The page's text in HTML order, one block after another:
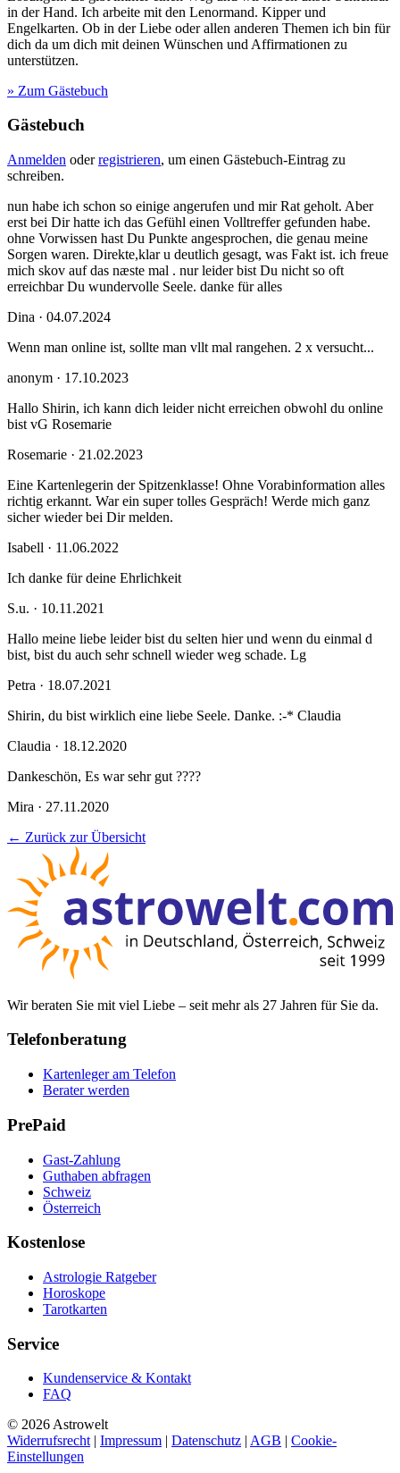
in der Hand. Ich arbeite mit den Lenormand. Kipper und
Engelkarten. Ob in der Liebe oder allen anderen Themen ich bin für
dich da um dich mit deinen Wünschen und Affirmationen zu
unterstützen.
» Zum Gästebuch
Gästebuch
Anmelden oderregistrieren, um einen Gästebuch-Eintrag zu
schreiben.
nun habe ich schon so einige angerufen und mir Rat geholt. Aber
erst bei Dir hatte ich das Gefühl einen Volltreffer gefunden habe.
ohne Vorwissen hast Du Punkte angesprochen, die genau meine
Sorgen waren. Direkte,klar u deutlich gesagt, was Fakt ist. ich freue
mich skov auf das næste mal . nur leider bist Du nicht so oft
erreichbar Du wundervolle Seele. danke für alles
Dina · 04.07.2024
Wenn man online ist, sollte man vllt mal rangehen. 2 x versucht...
anonym · 17.10.2023
Hallo Shirin, ich kann dich leider nicht erreichen obwohl du online
bist vG Rosemarie
Rosemarie · 21.02.2023
Eine Kartenlegerin der Spitzenklasse! Ohne Vorabinformation alles
richtig erkannt. War ein super tolles Gespräch! Werde mich ganz
sicher wieder bei Dir melden.
Isabell · 11.06.2022
Ich danke für deine Ehrlichkeit
S.u. · 10.11.2021
Hallo meine liebe leider bist du selten hier und wenn du einmal d
bist, bist du auch sehr schnell wieder weg schade. Lg
Petra · 18.07.2021
Shirin, du bist wirklich eine liebe Seele. Danke. :-* Claudia
Claudia · 18.12.2020
Dankeschön, Es war sehr gut ????
Mira · 27.11.2020
← Zurück zur Übersicht
Wir beraten Sie mit viel Liebe – seit mehr als 27 Jahren für Sie da.
Telefonberatung
Kartenleger am Telefon
Berater werden
PrePaid
Gast-Zahlung
Guthaben abfragen
Schweiz
Österreich
Kostenlose
Astrologie Ratgeber
Horoskope
Tarotkarten
Service
Kundenservice & Kontakt
FAQ
© 2026 Astrowelt
Widerrufsrecht
Impressum Datenschutz AGB
Cookie-
Einstellungen